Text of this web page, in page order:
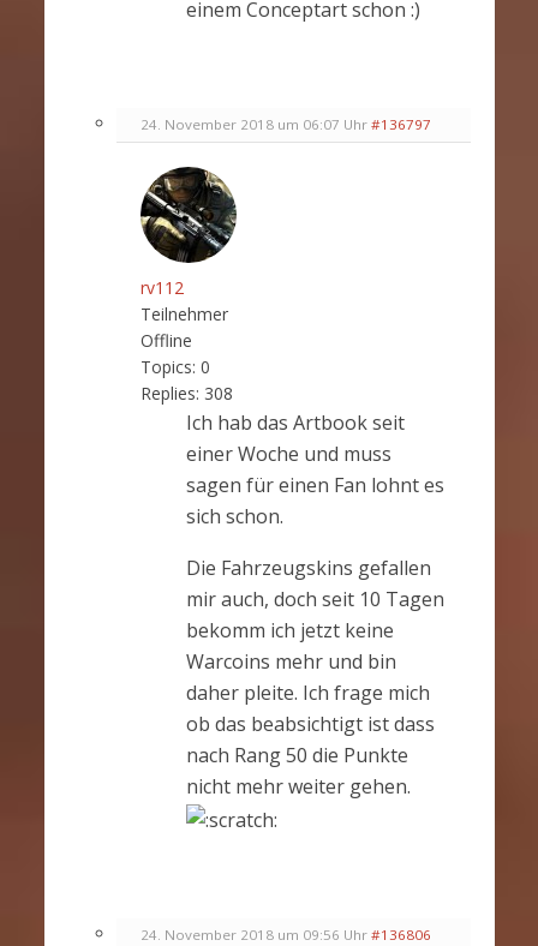
einem Conceptart schon :)
24. November 2018 um 06:07 Uhr #136797
rv112
Teilnehmer
Offline
Topics: 0
Replies: 308
Ich hab das Artbook seit
einer Woche und muss
sagen für einen Fan lohnt es
sich schon.
Die Fahrzeugskins gefallen
mir auch, doch seit 10 Tagen
bekomm ich jetzt keine
Warcoins mehr und bin
daher pleite. Ich frage mich
ob das beabsichtigt ist dass
nach Rang 50 die Punkte
nicht mehr weiter gehen.
24. November 2018 um 09:56 Uhr #136806